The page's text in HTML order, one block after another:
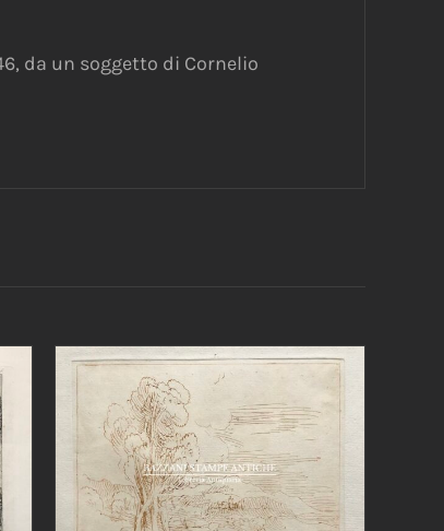
da un soggetto di Cornelio
AGGIUNGI AL CARRELLO
/
DETTAGLI